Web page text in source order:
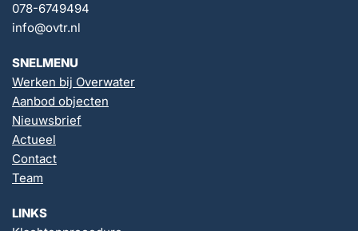
078-6749494
info@ovtr.nl
SNELMENU
Werken bij Overwater
Aanbod objecten
Nieuwsbrief
Actueel
Contact
Team
LINKS